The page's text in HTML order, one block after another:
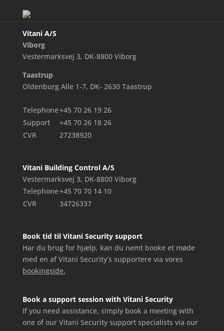
Vitani A/S
Viborg
Vestermarksvej 3, DK-8800 Viborg
Taastrup
Oldenburg Alle 1-7, DK- 2630 Taastrup
Telephone+45 70 26 19 26
Support
+45 70 26 18 26
CVR
27238920
Vitani Building Control A/S
Vestermarksvej 3, DK-8800 Viborg
Telephone+45 70 70 14 10
CVR
34726337
Book tid til Vitani Security support
Har du brug for hjælp, kan du nemt booke et møde
med en af Vitani Security’s supportere via vores
bookingside.
Book a support session with Vitani Security
If you need assistance, simply book a meeting with
one of our Vitani Security support specialists via our